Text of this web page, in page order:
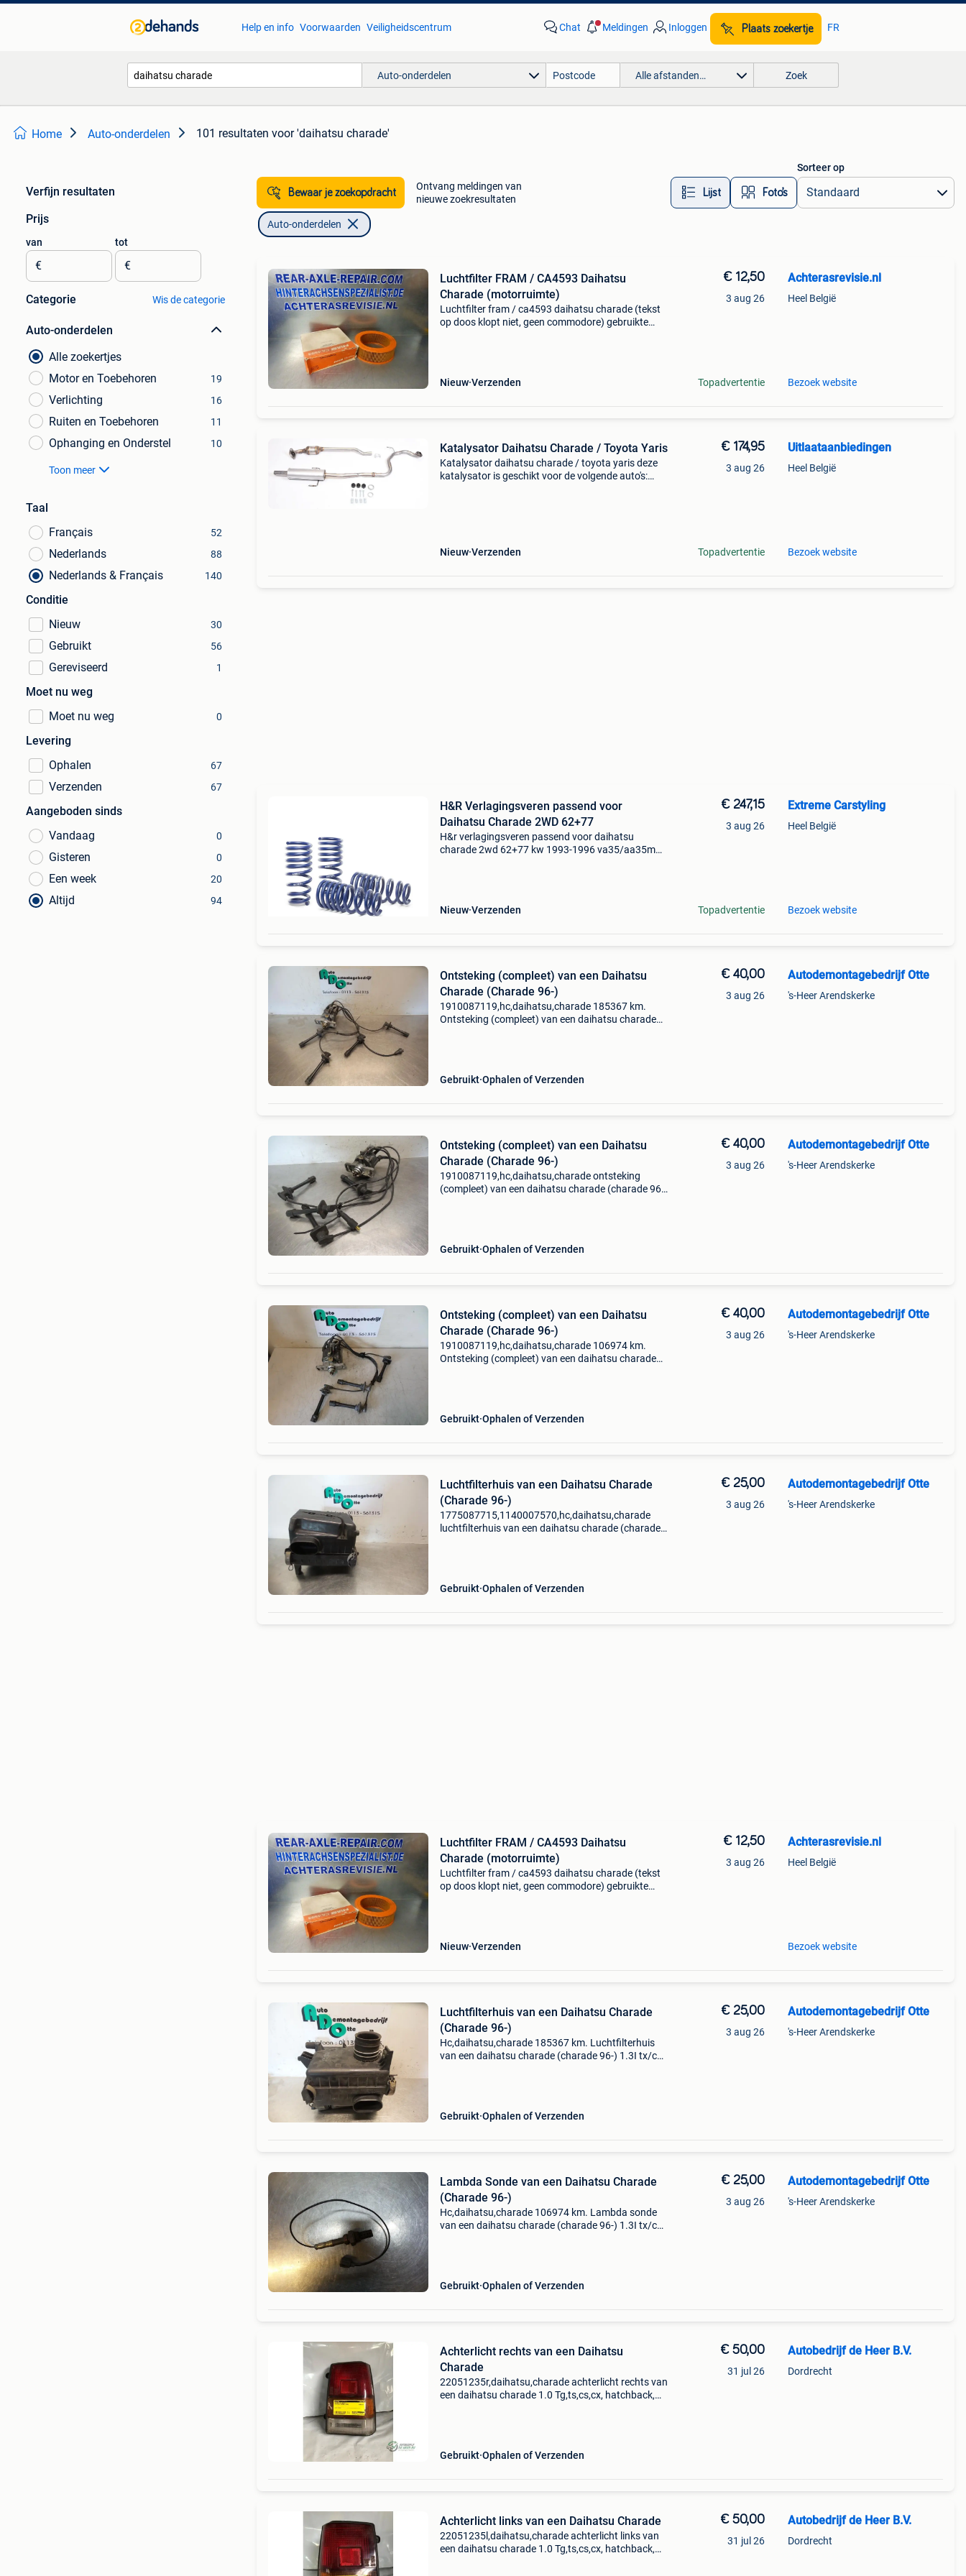
Help en info Voorwaarden Veiligheidscentrum Chat Meldingen Inloggen Plaats zoekertje FR
Auto-onderdelen Alle afstanden… Zoek
Home Auto-onderdelen 101 resultaten voor 'daihatsu charade'
Verfijn resultaten
Prijs
van
€
tot
€
Categorie Wis de categorie
Auto-onderdelen
Alle zoekertjes
Motor en Toebehoren
19
Verlichting 16
Ruiten en Toebehoren 11
Ophanging en Onderstel 10
Toon meer
Taal
Français
52
Nederlands 88
Nederlands & Français 140
Conditie
Nieuw
30
Gebruikt 56
Gereviseerd 1
Moet nu weg
Moet nu weg
0
Levering
Ophalen
67
Verzenden 67
Aangeboden sinds
Vandaag
0
Gisteren 0
Een week 20
Altijd 94
Bewaar je zoekopdracht
Ontvang meldingen van
nieuwe zoekresultaten
Lijst Foto’s
Sorteer op
Auto-onderdelen
Luchtfilter FRAM / CA4593 Daihatsu
Charade (motorruimte)
Luchtfilter fram / ca4593 daihatsu charade (tekst
op doos klopt niet, geen commodore) gebruikte
Nieuw Verzenden
€ 12,50
3 aug 26
Topadvertentie
Achterasrevisie.nl
Heel België
Bezoek website
Katalysator Daihatsu Charade / Toyota Yaris
Katalysator daihatsu charade / toyota yaris deze
katalysator is geschikt voor de volgende auto's:
Nieuw Verzenden
€ 174,95
3 aug 26
Topadvertentie
Uitlaataanbiedingen
Heel België
Bezoek website
H&R Verlagingsveren passend voor
Daihatsu Charade 2WD 62+77
H&r verlagingsveren passend voor daihatsu
charade 2wd 62+77 kw 1993-1996 va35/aa35mm
Nieuw Verzenden
€ 247,15
3 aug 26
Topadvertentie
Extreme Carstyling
Heel België
Bezoek website
Ontsteking (compleet) van een Daihatsu
Charade (Charade 96-)
1910087119,hc,daihatsu,charade 185367 km.
Ontsteking (compleet) van een daihatsu charade
Gebruikt Ophalen of Verzenden
€ 40,00
3 aug 26
Autodemontagebedrijf Otte
's-Heer Arendskerke
Ontsteking (compleet) van een Daihatsu
Charade (Charade 96-)
1910087119,hc,daihatsu,charade ontsteking
(compleet) van een daihatsu charade (charade 96-)
Gebruikt Ophalen of Verzenden
€ 40,00
3 aug 26
Autodemontagebedrijf Otte
's-Heer Arendskerke
Ontsteking (compleet) van een Daihatsu
Charade (Charade 96-)
1910087119,hc,daihatsu,charade 106974 km.
Ontsteking (compleet) van een daihatsu charade
Gebruikt Ophalen of Verzenden
€ 40,00
3 aug 26
Autodemontagebedrijf Otte
's-Heer Arendskerke
Luchtfilterhuis van een Daihatsu Charade
(Charade 96-)
1775087715,1140007570,hc,daihatsu,charade
luchtfilterhuis van een daihatsu charade (charade
Gebruikt Ophalen of Verzenden
€ 25,00
3 aug 26
Autodemontagebedrijf Otte
's-Heer Arendskerke
Luchtfilter FRAM / CA4593 Daihatsu
Charade (motorruimte)
Luchtfilter fram / ca4593 daihatsu charade (tekst
op doos klopt niet, geen commodore) gebruikte
Nieuw Verzenden
€ 12,50
3 aug 26
Achterasrevisie.nl
Heel België
Bezoek website
Luchtfilterhuis van een Daihatsu Charade
(Charade 96-)
Hc,daihatsu,charade 185367 km. Luchtfilterhuis
van een daihatsu charade (charade 96-) 1.3I tx/cx
Gebruikt Ophalen of Verzenden
€ 25,00
3 aug 26
Autodemontagebedrijf Otte
's-Heer Arendskerke
Lambda Sonde van een Daihatsu Charade
(Charade 96-)
Hc,daihatsu,charade 106974 km. Lambda sonde
van een daihatsu charade (charade 96-) 1.3I tx/cx
Gebruikt Ophalen of Verzenden
€ 25,00
3 aug 26
Autodemontagebedrijf Otte
's-Heer Arendskerke
Achterlicht rechts van een Daihatsu
Charade
22051235r,daihatsu,charade achterlicht rechts van
een daihatsu charade 1.0 Tg,ts,cs,cx, hatchback,
Gebruikt Ophalen of Verzenden
€ 50,00
31 jul 26
Autobedrijf de Heer B.V.
Dordrecht
Achterlicht links van een Daihatsu Charade
22051235l,daihatsu,charade achterlicht links van
een daihatsu charade 1.0 Tg,ts,cs,cx, hatchback,
€ 50,00
31 jul 26
Autobedrijf de Heer B.V.
Dordrecht